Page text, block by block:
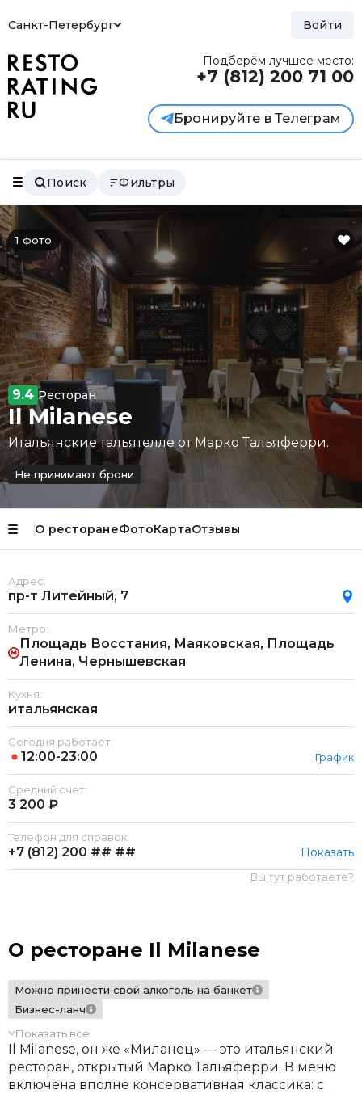
Санкт-Петербург Войти
Подберём лучшее место:
+7 (812) 200 71 00
Бронируйте в Телеграм
Поиск Фильтры
1 фото
9.4 Ресторан
Il Milanese
Итальянские тальятелле от Марко Тальяферри.
Не принимают брони
О ресторанеФотоКартаОтзывы
Адрес:
пр-т Литейный, 7
Метро:
Площадь Восстания, Маяковская, Площадь
Ленина, Чернышевская
Кухня:
итальянская
Сегодня работает:
12:00-23:00 График
Средний счет:
3 200 ₽
Телефон для справок:
+7 (812) 200 ## ## Показать
Вы тут работаете?
О ресторане Il Milanese
Можно принести свой алкоголь на банкет
Бизнес-ланч
Показать все
Il Milanese, он же «Миланец» — это итальянский
ресторан, открытый Марко Тальяферри. В меню
включена вполне консервативная классика: с